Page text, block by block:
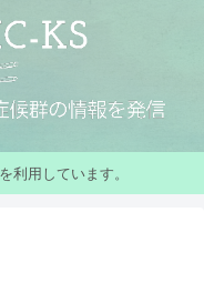
利用しています。